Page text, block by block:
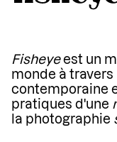
Fisheyeest un
monde à
contemporaine
pratiques d'une
la photographie